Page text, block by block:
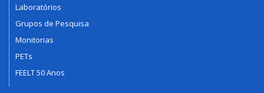
Laboratórios
Grupos de Pesquisa
Monitorias
PETs
FEELT 50 Anos